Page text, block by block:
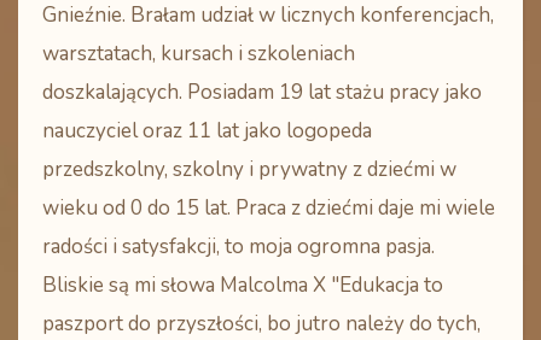
Gnieźnie. Brałam udział w licznych konferencjach,
warsztatach, kursach i szkoleniach
doszkalających. Posiadam 19 lat stażu pracy jako
nauczyciel oraz 11 lat jako logopeda
przedszkolny, szkolny i prywatny z dziećmi w
wieku od 0 do 15 lat. Praca z dziećmi daje mi wiele
radości i satysfakcji, to moja ogromna pasja.
Bliskie są mi słowa Malcolma X "Edukacja to
paszport do przyszłości, bo jutro należy do tych,